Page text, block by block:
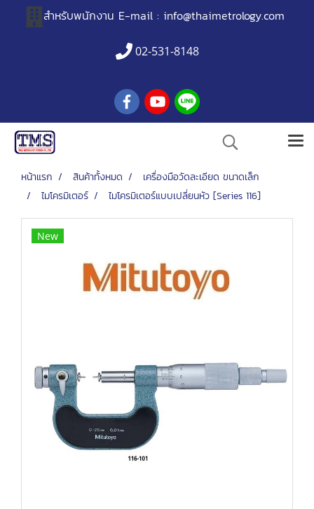
สำหรับพนักงาน E-mail : info@thaimetrology.com
02-531-8148
หน้าแรก สินค้าทั้งหมด
เครื่องมือวัดละเอียด ขนาดเล็ก
ไมโครมิเตอร์
ไมโครมิเตอร์แบบเปลี่ยนหัว [Series 116]
New